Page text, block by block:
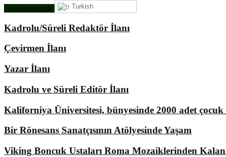
Gündemimizde Ne Var?
Kadrolu/Süreli Redaktör İlanı
Çevirmen İlanı
Yazar İlanı
Kadrolu ve Süreli Editör İlanı
Kaliforniya Üniversitesi, bünyesinde 2000 adet
Bir Rönesans Sanatçısının Atölyesinde Yaşam
Viking Boncuk Ustaları Roma Mozaiklerinden
Turkish